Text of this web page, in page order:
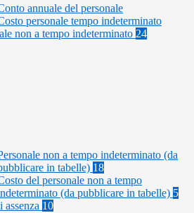
annuale del personale
personale tempo indeterminato
non a tempo indeterminato 24
non a tempo indeterminato (da
in tabelle) 18
del personale non a tempo
(da pubblicare in tabelle) 5
assenza 10